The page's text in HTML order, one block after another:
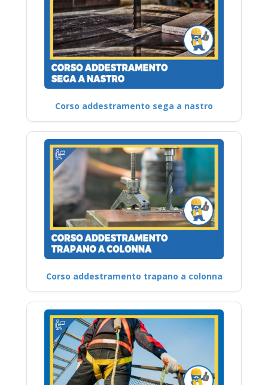
Corso addestramento sega a nastro
Corso addestramento trapano a colonna